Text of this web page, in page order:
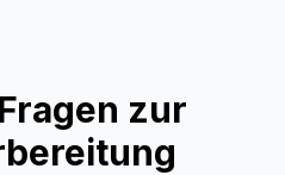
zur